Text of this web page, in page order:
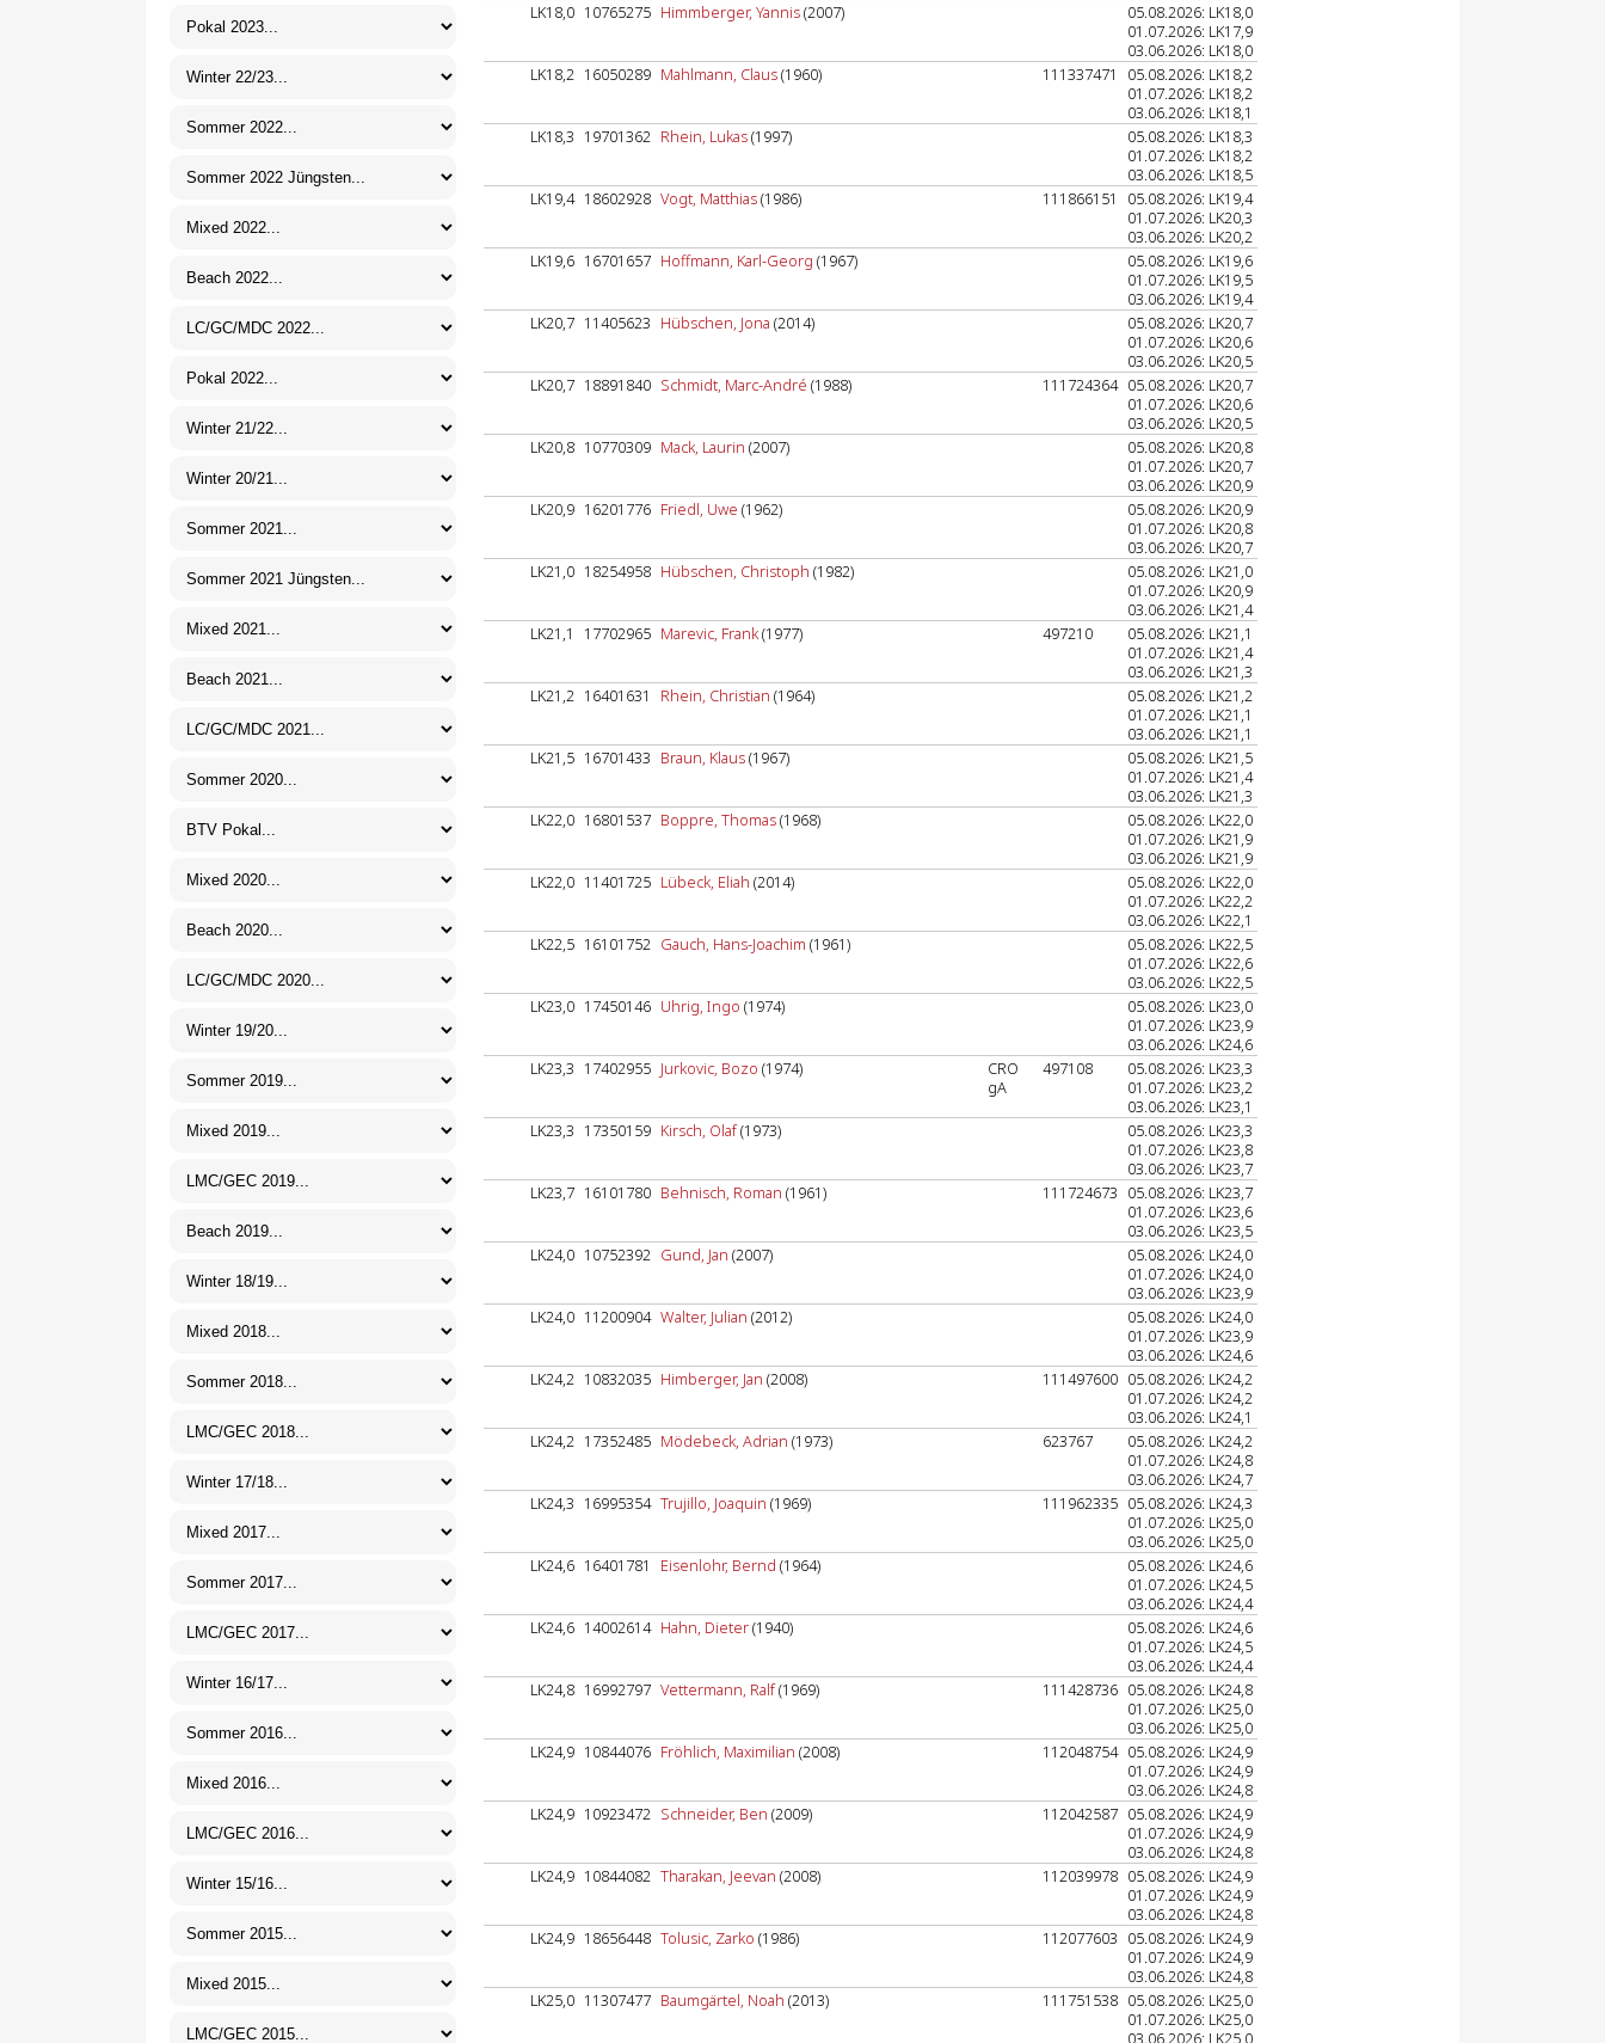
LK18,0 10765275 Himmberger, Yannis(2007)
05.08.2026: LK18,0
01.07.2026: LK17,9
03.06.2026: LK18,0
LK18,2 16050289 Mahlmann, Claus(1960) 111337471
05.08.2026: LK18,2
01.07.2026: LK18,2
03.06.2026: LK18,1
LK18,3 19701362 Rhein, Lukas(1997)
05.08.2026: LK18,3
01.07.2026: LK18,2
03.06.2026: LK18,5
LK19,4 18602928 Vogt, Matthias(1986) 111866151
05.08.2026: LK19,4
01.07.2026: LK20,3
03.06.2026: LK20,2
LK19,6 16701657 Hoffmann, Karl-Georg (1967)
05.08.2026: LK19,6
01.07.2026: LK19,5
03.06.2026: LK19,4
LK20,7 11405623 Hübschen, Jona (2014)
05.08.2026: LK20,7
01.07.2026: LK20,6
03.06.2026: LK20,5
LK20,7 18891840 Schmidt, Marc-André (1988) 111724364 05.08.2026: LK20,7
01.07.2026: LK20,6
03.06.2026: LK20,5
LK20,8 10770309 Mack, Laurin (2007)
05.08.2026: LK20,8
01.07.2026: LK20,7
03.06.2026: LK20,9
LK20,9 16201776 Friedl, Uwe (1962)
05.08.2026: LK20,9
01.07.2026: LK20,8
03.06.2026: LK20,7
LK21,0 18254958 Hübschen, Christoph (1982)
05.08.2026: LK21,0
01.07.2026: LK20,9
03.06.2026: LK21,4
LK21,1
17702965 Marevic, Frank(1977) 497210
05.08.2026: LK21,1
01.07.2026: LK21,4
03.06.2026: LK21,3
LK21,2 16401631 Rhein, Christian (1964)
05.08.2026: LK21,2
01.07.2026: LK21,1
03.06.2026: LK21,1
LK21,5 16701433 Braun, Klaus(1967)
05.08.2026: LK21,5
01.07.2026: LK21,4
03.06.2026: LK21,3
LK22,0 16801537 Boppre, Thomas(1968)
05.08.2026: LK22,0
01.07.2026: LK21,9
03.06.2026: LK21,9
LK22,0 11401725 Lübeck, Eliah (2014)
05.08.2026: LK22,0
01.07.2026: LK22,2
03.06.2026: LK22,1
LK22,5 16101752 Gauch, Hans-Joachim (1961)
05.08.2026: LK22,5
01.07.2026: LK22,6
03.06.2026: LK22,5
LK23,0 17450146 Uhrig, Ingo (1974)
05.08.2026: LK23,0
01.07.2026: LK23,9
03.06.2026: LK24,6
LK23,3 17402955 Jurkovic, Bozo (1974)
CRO
gA
497108
05.08.2026: LK23,3
01.07.2026: LK23,2
03.06.2026: LK23,1
LK23,3 17350159 Kirsch, Olaf(1973)
05.08.2026: LK23,3
01.07.2026: LK23,8
03.06.2026: LK23,7
LK23,7 16101780 Behnisch, Roman (1961) 111724673 05.08.2026: LK23,7
01.07.2026: LK23,6
03.06.2026: LK23,5
LK24,0 10752392 Gund, Jan (2007)
05.08.2026: LK24,0
01.07.2026: LK24,0
03.06.2026: LK23,9
LK24,0 11200904 Walter, Julian (2012)
05.08.2026: LK24,0
01.07.2026: LK23,9
03.06.2026: LK24,6
LK24,2 10832035 Himberger, Jan (2008) 111497600 05.08.2026: LK24,2
01.07.2026: LK24,2
03.06.2026: LK24,1
LK24,2 17352485 Mödebeck, Adrian (1973) 623767
05.08.2026: LK24,2
01.07.2026: LK24,8
03.06.2026: LK24,7
LK24,3 16995354 Trujillo, Joaquin (1969) 111962335 05.08.2026: LK24,3
01.07.2026: LK25,0
03.06.2026: LK25,0
LK24,6 16401781 Eisenlohr, Bernd (1964)
05.08.2026: LK24,6
01.07.2026: LK24,5
03.06.2026: LK24,4
LK24,6 14002614 Hahn, Dieter(1940)
05.08.2026: LK24,6
01.07.2026: LK24,5
03.06.2026: LK24,4
LK24,8 16992797 Vettermann, Ralf(1969) 111428736 05.08.2026: LK24,8
01.07.2026: LK25,0
03.06.2026: LK25,0
LK24,9 10844076 Fröhlich, Maximilian (2008) 112048754 05.08.2026: LK24,9
01.07.2026: LK24,9
03.06.2026: LK24,8
LK24,9 10923472 Schneider, Ben (2009) 112042587 05.08.2026: LK24,9
01.07.2026: LK24,9
03.06.2026: LK24,8
LK24,9 10844082 Tharakan, Jeevan (2008) 112039978 05.08.2026: LK24,9
01.07.2026: LK24,9
03.06.2026: LK24,8
LK24,9 18656448 Tolusic, Zarko (1986) 112077603 05.08.2026: LK24,9
01.07.2026: LK24,9
03.06.2026: LK24,8
LK25,0 11307477 Baumgärtel, Noah (2013) 111751538 05.08.2026: LK25,0
01.07.2026: LK25,0
03.06.2026: LK25,0